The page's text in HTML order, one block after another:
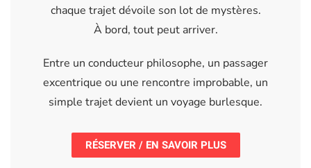
chaque trajet dévoile son lot de mystères.
À bord, tout peut arriver.
Entre un conducteur philosophe, un passager
excentrique ou une rencontre improbable, un
simple trajet devient un voyage burlesque.
RÉSERVER / EN SAVOIR PLUS